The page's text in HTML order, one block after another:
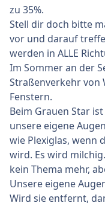
zu 35%.
Stell dir doch bitte
vor und darauf
werden in ALLE
Im Sommer an der
Straßenverkehr von
Fenstern.
Beim Grauen Star
unsere eigene
wie Plexiglas, wenn
wird. Es wird
kein Thema mehr,
Unsere eigene
Wird sie entfernt,